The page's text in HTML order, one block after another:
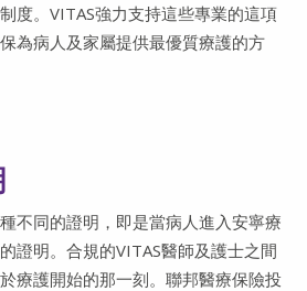
度。VITAS強力支持這些專業的這項
為病人及家屬提供最優質療護的方
不同的證明，即是當病人進入安寧療
證明。合規的VITAS醫師及護士之間
療護開始的那一刻。聯邦醫療保險投